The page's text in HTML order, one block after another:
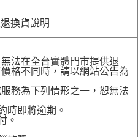
換貨說明
法在全台實體門市提供退
格不同時，請以網站公告為
務為下列情形之一，恕無法
時即將逾期。
。